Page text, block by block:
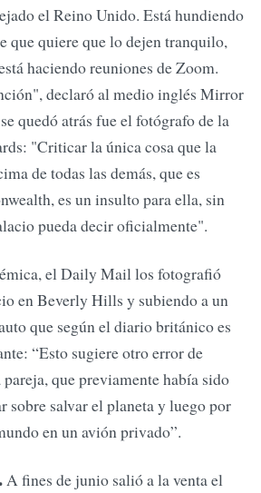
el Reino Unido. Está hundiendo
que quiere que lo dejen tranquilo,
haciendo reuniones de Zoom.
declaró al medio inglés Mirror
quedó atrás fue el fotógrafo de la
"Criticar la única cosa que la
de todas las demás, que es
es un insulto para ella, sin
pueda decir oficialmente".
el Daily Mail los fotografió
en Beverly Hills y subiendo a un
que según el diario británico es
“Esto sugiere otro error de
que previamente había sido
sobre salvar el planeta y luego por
en un avión privado”.
A fines de junio salió a la venta el